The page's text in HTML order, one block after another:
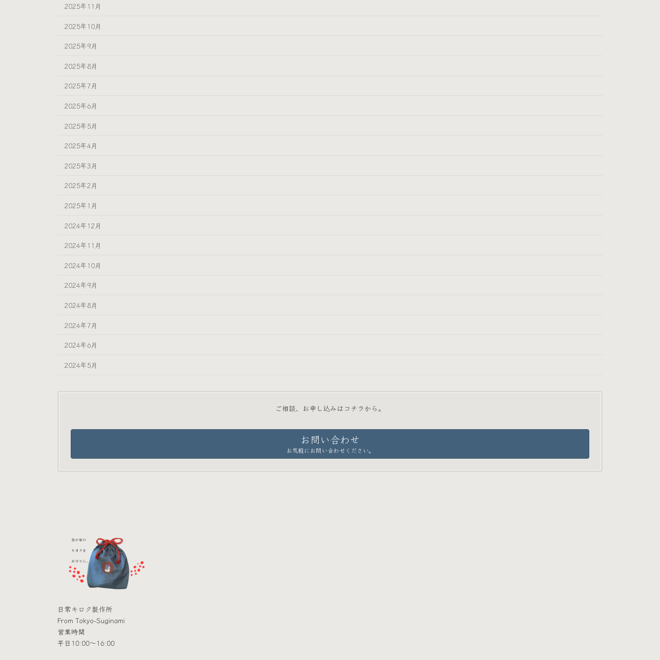
2025年11月
2025年10月
2025年9月
2025年8月
2025年7月
2025年6月
2025年5月
2025年4月
2025年3月
2025年2月
2025年1月
2024年12月
2024年11月
2024年10月
2024年9月
2024年8月
2024年7月
2024年6月
2024年5月
ご相談、お申し込みはコチラから。
お問い合わせ
お気軽にお問い合わせください。
日常キロク製作所
From Tokyo-Suginami
営業時間
平日10:00～16:00